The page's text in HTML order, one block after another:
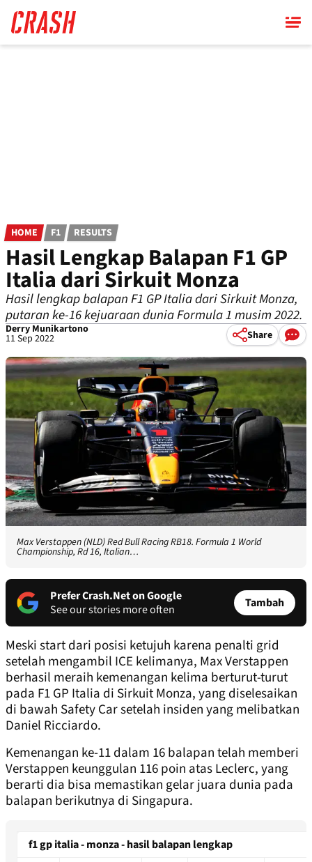
main
content
HOME F1 RESULTS
Hasil Lengkap Balapan F1 GP
Italia dari Sirkuit Monza
Hasil lengkap balapan F1 GP Italia dari Sirkuit Monza,
putaran ke-16 kejuaraan dunia Formula 1 musim 2022.
Derry Munikartono
11 Sep 2022 Share
Max Verstappen (NLD) Red Bull Racing RB18. Formula 1 World
Championship, Rd 16, Italian…
Prefer Crash.Net on Google
See our stories more often
Tambah
Meski start dari posisi ketujuh karena penalti grid
setelah mengambil ICE kelimanya, Max Verstappen
berhasil meraih kemenangan kelima berturut-turut
pada F1 GP Italia di Sirkuit Monza, yang diselesaikan
di bawah Safety Car setelah insiden yang melibatkan
Daniel Ricciardo.
Kemenangan ke-11 dalam 16 balapan telah memberi
Verstappen keunggulan 116 poin atas Leclerc, yang
berarti dia bisa memastikan gelar juara dunia pada
balapan berikutnya di Singapura.
f1 gp italia - monza - hasil balapan lengkap